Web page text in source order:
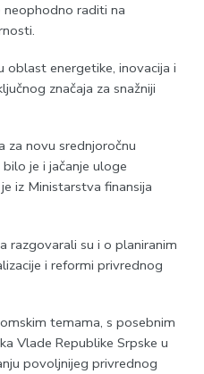
raditi na
oblast energetike, inovacija i
značaja za snažniji
za novu srednjoročnu
je i jačanje uloge
iz Ministarstva finansija
razgovarali su i o planiranim
i reformi privrednog
temama, s posebnim
Vlade Republike Srpske u
povoljnijeg privrednog